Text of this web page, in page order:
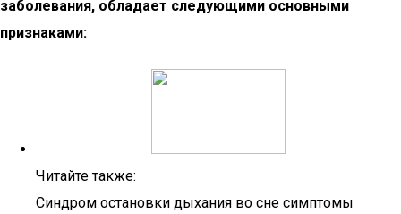
заболевания, обладает следующими основными
признаками:
Читайте также:
Синдром остановки дыхания во сне симптомы